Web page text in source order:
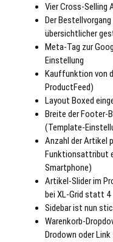
Vier Cross-Selling
Der
übersichtlicher
Meta-Tag zur
Einstellung
Kauffunktion von
ProductFeed)
Layout Boxed
Breite der Footer-
(Template-
Anzahl der Artikel
Funktionsattribut
Smartphone)
Artikel-Slider im
bei XL-Grid statt 4
Sidebar ist nun
Warenkorb-
Drodown oder